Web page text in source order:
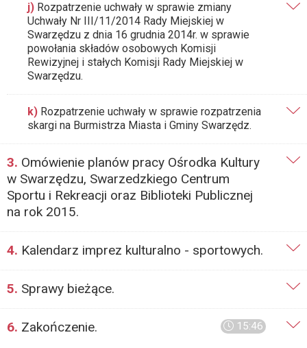
j) Rozpatrzenie uchwały w sprawie zmiany
Uchwały Nr III/11/2014 Rady Miejskiej w
Swarzędzu z dnia 16 grudnia 2014r. w sprawie
powołania składów osobowych Komisji
Rewizyjnej i stałych Komisji Rady Miejskiej w
Swarzędzu.
k) Rozpatrzenie uchwały w sprawie rozpatrzenia
skargi na Burmistrza Miasta i Gminy Swarzędz.
3. Omówienie planów pracy Ośrodka Kultury
w Swarzędzu, Swarzedzkiego Centrum
Sportu i Rekreacji oraz Biblioteki Publicznej
na rok 2015.
4. Kalendarz imprez kulturalno - sportowych.
5. Sprawy bieżące.
15:46
6. Zakończenie.